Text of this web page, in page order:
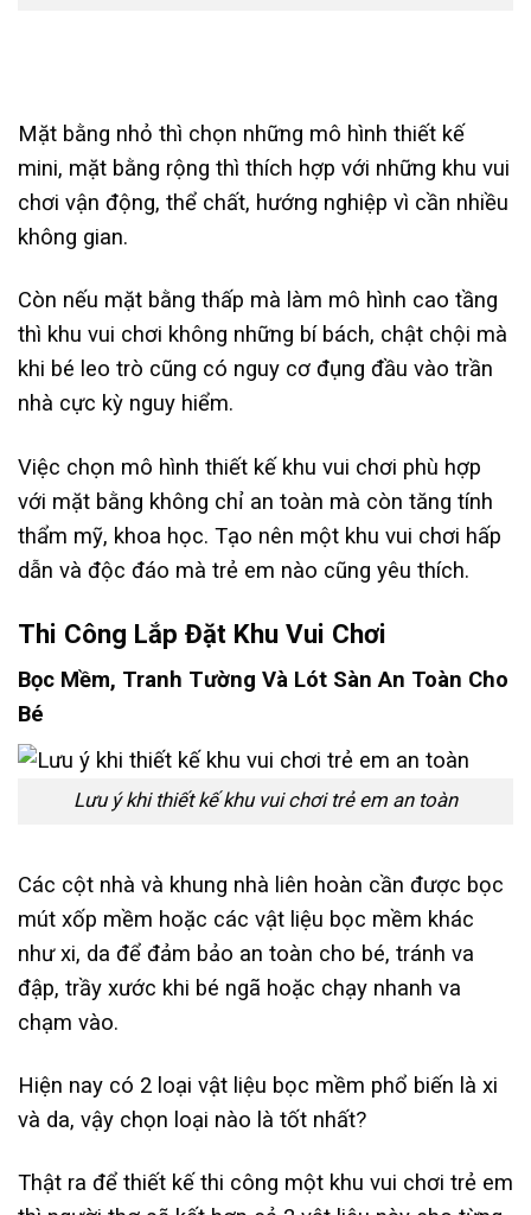
Mặt bằng nhỏ thì chọn những mô hình thiết kế
mini, mặt bằng rộng thì thích hợp với những khu vui
chơi vận động, thể chất, hướng nghiệp vì cần nhiều
không gian.
Còn nếu mặt bằng thấp mà làm mô hình cao tầng
thì khu vui chơi không những bí bách, chật chội mà
khi bé leo trò cũng có nguy cơ đụng đầu vào trần
nhà cực kỳ nguy hiểm.
Việc chọn mô hình thiết kế khu vui chơi phù hợp
với mặt bằng không chỉ an toàn mà còn tăng tính
thẩm mỹ, khoa học. Tạo nên một khu vui chơi hấp
dẫn và độc đáo mà trẻ em nào cũng yêu thích.
Thi Công Lắp Đặt Khu Vui Chơi
Bọc Mềm, Tranh Tường Và Lót Sàn An Toàn Cho
Bé
Lưu ý khi thiết kế khu vui chơi trẻ em an toàn
Các cột nhà và khung nhà liên hoàn cần được bọc
mút xốp mềm hoặc các vật liệu bọc mềm khác
như xi, da để đảm bảo an toàn cho bé, tránh va
đập, trầy xước khi bé ngã hoặc chạy nhanh va
chạm vào.
Hiện nay có 2 loại vật liệu bọc mềm phổ biến là xi
và da, vậy chọn loại nào là tốt nhất?
Thật ra để thiết kế thi công một khu vui chơi trẻ em